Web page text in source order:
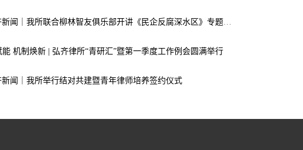
弘齐新闻｜我所联合柳林智友俱乐部开讲《民企反腐深水区》专题讲座，助力企业筑牢廉洁合规“生命线”
机制焕新 | 弘齐律所“青研汇”暨第一季度工作例会圆满举行
新闻｜我所举行结对共建暨青年律师培养签约仪式